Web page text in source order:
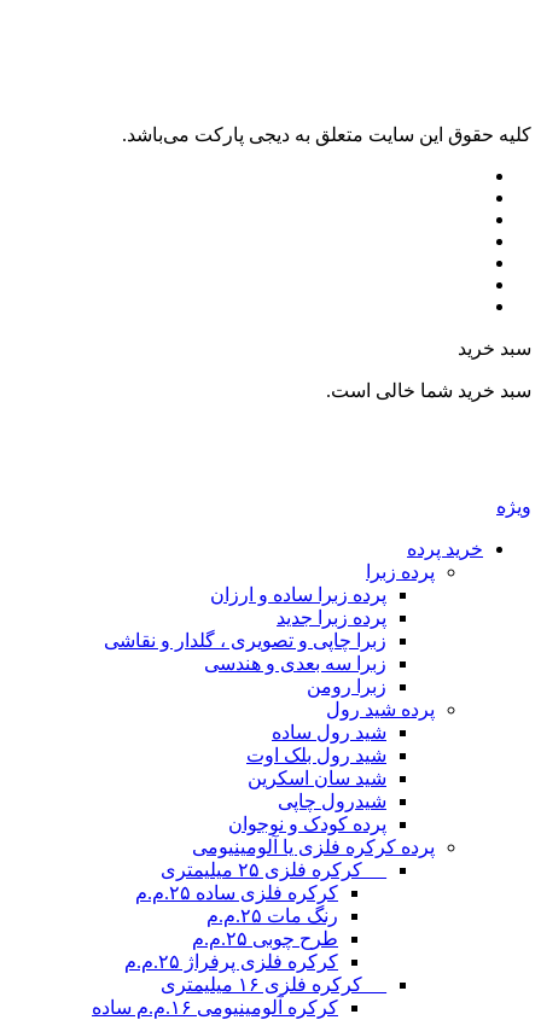
کليه حقوق اين سايت متعلق به دیجی پارکت می‌باشد.
سبد خرید
سبد خرید شما خالی است.
ویژه
خرید پرده
پرده زبرا
پرده زبرا ساده و ارزان
پرده زبرا جدید
زبرا چاپی و تصویری ، گلدار و نقاشی
زبرا سه بعدی و هندسی
زبرا رومن
پرده شید رول
شید رول ساده
شید رول بلک اوت
شید سان اسکرین
شیدرول چاپی
پرده کودک و نوجوان
پرده کرکره فلزی یا آلومینیومی
__ کرکره فلزی ۲۵ میلیمتری
کرکره فلزی ساده ۲۵.م.م
رنگ مات ۲۵.م.م
طرح چوبی ۲۵.م.م
کرکره فلزی پرفراژ ۲۵.م.م
__ کرکره فلزی ۱۶ میلیمتری
کرکره آلومینیومی ۱۶.م.م ساده